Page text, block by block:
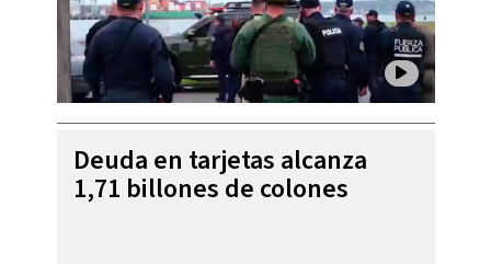
Deuda en tarjetas alcanza
1,71 billones de colones